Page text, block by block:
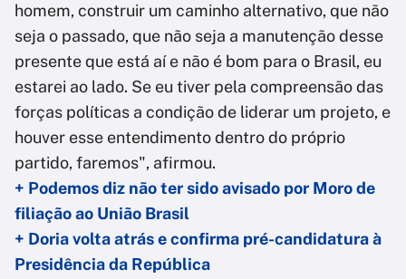
homem, construir um caminho alternativo, que não
seja o passado, que não seja a manutenção desse
presente que está aí e não é bom para o Brasil, eu
estarei ao lado. Se eu tiver pela compreensão das
forças políticas a condição de liderar um projeto, e
houver esse entendimento dentro do próprio
partido, faremos", afirmou.
+ Podemos diz não ter sido avisado por Moro de
filiação ao União Brasil
+ Doria volta atrás e confirma pré-candidatura à
Presidência da República